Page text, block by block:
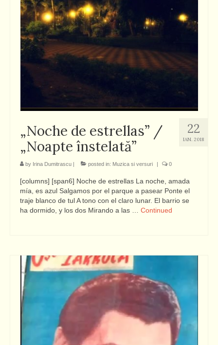
22
IAN. 2018
„Noche de estrellas” /
„Noapte înstelată”
by Irina Dumitrascu | posted in: Muzica si versuri | 0
[columns] [span6] Noche de estrellas La noche, amada
mía, es azul Salgamos por el parque a pasear Ponte el
traje blanco de tul A tono con el claro lunar. El barrio se
ha dormido, y los dos Mirando a las … Continued